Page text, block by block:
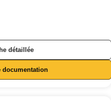
détaillée
documentation